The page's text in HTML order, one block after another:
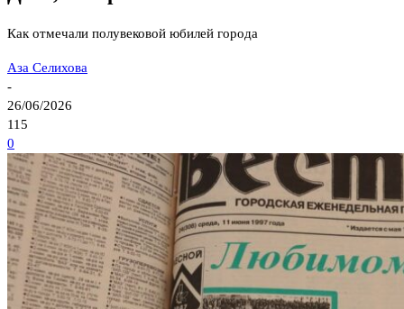
Как отмечали полувековой юбилей города
Аза Селихова
-
26/06/2026
115
0